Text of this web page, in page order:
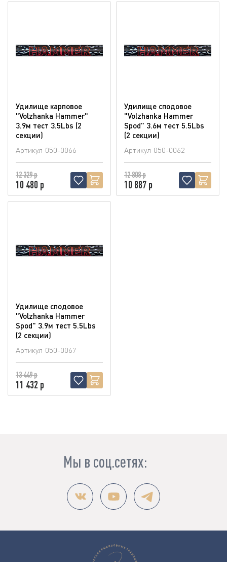
Удилище карповое
"Volzhanka Hammer"
3.9м тест 3.5Lbs (2
секции)
Артикул 050-0066
12 329 р
10 480 р
Удилище сподовое
"Volzhanka Hammer
Spod" 3.6м тест 5.5Lbs
(2 секции)
Артикул 050-0062
12 808 р
10 887 р
Удилище сподовое
"Volzhanka Hammer
Spod" 3.9м тест 5.5Lbs
(2 секции)
Артикул 050-0067
13 449 р
11 432 р
Мы в соц.сетях: